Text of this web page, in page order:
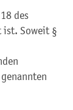
des
ist. Soweit §